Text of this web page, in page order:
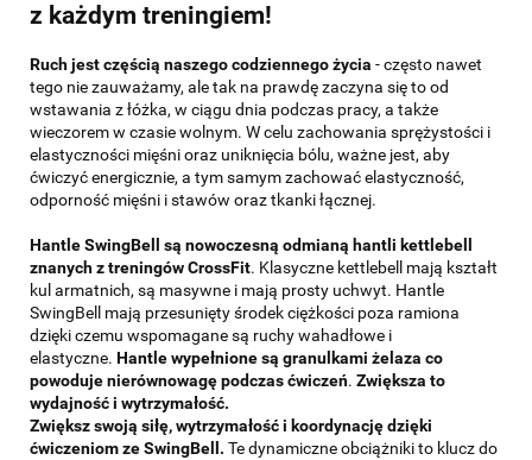
z każdym treningiem!
Ruch jest częścią naszego codziennego życia - często nawet
tego nie zauważamy, ale tak na prawdę zaczyna się to od
wstawania z łóżka, w ciągu dnia podczas pracy, a także
wieczorem w czasie wolnym. W celu zachowania sprężystości i
elastyczności mięśni oraz uniknięcia bólu, ważne jest, aby
ćwiczyć energicznie, a tym samym zachować elastyczność,
odporność mięśni i stawów oraz tkanki łącznej.
Hantle SwingBell są nowoczesną odmianą hantli kettlebell
znanych z treningów CrossFit. Klasyczne kettlebell mają kształt
kul armatnich, są masywne i mają prosty uchwyt. Hantle
SwingBell mają przesunięty środek ciężkości poza ramiona
dzięki czemu wspomagane są ruchy wahadłowe i
elastyczne. Hantle wypełnione są granulkami żelaza co
powoduje nierównowagę podczas ćwiczeń. Zwiększa to
wydajność i wytrzymałość.
Zwiększ swoją siłę, wytrzymałość i koordynację dzięki
ćwiczeniom ze SwingBell. Te dynamiczne obciążniki to klucz do